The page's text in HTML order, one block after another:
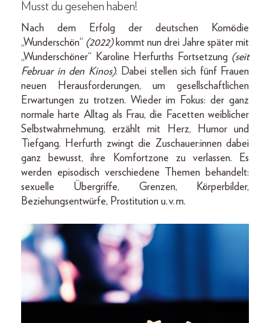
Musst du gesehen haben!
Nach dem Erfolg der deutschen Komödie
„Wunderschön“ (2022) kommt nun drei Jahre später mit
„Wunderschöner“ Karoline Herfurths Fortsetzung (seit
Februar in den Kinos). Dabei stellen sich fünf Frauen
neuen Herausforderungen, um gesellschaftlichen
Erwartungen zu trotzen. Wieder im Fokus: der ganz
normale harte Alltag als Frau, die Facetten weiblicher
Selbstwahrnehmung, erzählt mit Herz, Humor und
Tiefgang. Herfurth zwingt die Zuschauer:innen dabei
ganz bewusst, ihre Komfortzone zu verlassen. Es
werden episodisch verschiedene Themen behandelt:
sexuelle Übergriffe, Grenzen, Körperbilder,
Beziehungsentwürfe, Prostitution u. v. m.